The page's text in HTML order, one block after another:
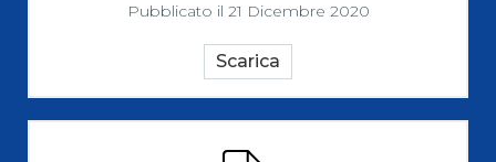
Pubblicato il 21 Dicembre 2020
Scarica